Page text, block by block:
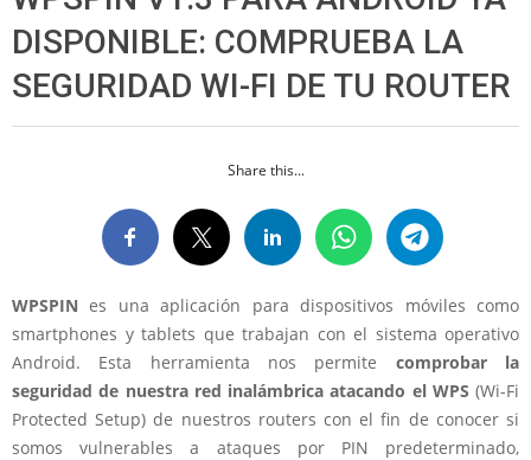
DISPONIBLE: COMPRUEBA LA
SEGURIDAD WI-FI DE TU ROUTER
Share this...
WPSPIN es una aplicación para dispositivos móviles como
smartphones y tablets que trabajan con el sistema operativo
Android. Esta herramienta nos permite comprobar la
seguridad de nuestra red inalámbrica atacando el WPS (Wi-Fi
Protected Setup) de nuestros routers con el fin de conocer si
somos vulnerables a ataques por PIN predeterminado,